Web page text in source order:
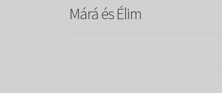
Márá és Élim